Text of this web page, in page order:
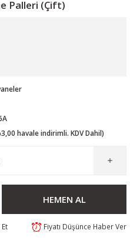
Palleri (Çift)
havale indirimli. KDV Dahil)
HEMEN AL
Fiyatı Düşünce Haber Ver